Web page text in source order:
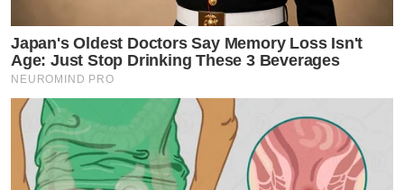
Japan's Oldest Doctors Say Memory Loss Isn't
Age: Just Stop Drinking These 3 Beverages
NEUROMIND PRO